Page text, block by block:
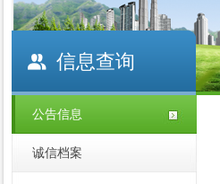
信息查询
公告信息
诚信档案